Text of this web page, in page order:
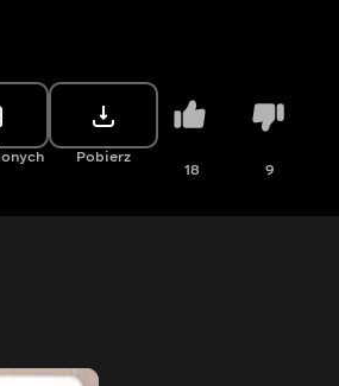
Pobierz
18 9